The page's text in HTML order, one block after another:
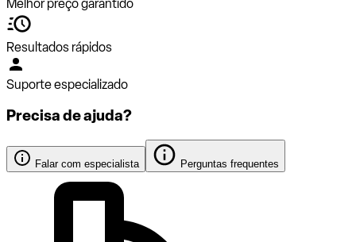
Melhor preço garantido
Resultados rápidos
Suporte especializado
Precisa de ajuda?
Falar com especialista Perguntas frequentes